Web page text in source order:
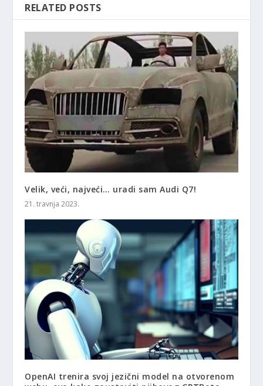
RELATED POSTS
Velik, veći, najveći… uradi sam Audi Q7!
21. travnja 2023.
OpenAI trenira svoj jezični model na otvorenom